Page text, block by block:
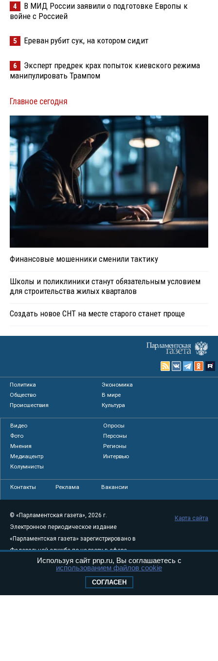
4
В МИД России заявили о подготовке Европы к
войне с Россией
5 Ереван рубит сук, на котором сидит
6
Эксперт предрек крах попыток киевского режима
манипулировать Трампом
Главное сегодня
Финансовые мошенники сменили тактику
Школы и поликлиники станут обязательным условием
для строительства жилых кварталов
Создать новое СНТ на месте старого станет проще
Политика
Экономика
Общество
В мире
Происшествия
Культура
Видео
Опросы
Фото
Персоны
Мнения
Регионы
Медиацентр
Интервью
Колумнисты
Контакты Реклама Вакансии
© «Парламентская газета», 2026 г.
Электронное периодическое издание
«Парламентская газета» зарегистрировано в
Федеральной службе по надзору в сфере
связи, информационных технологий и
массовых коммуникаций (Роскомнадзор) 05
Свидетельство о регистрации Эл № ФС77-
Карта сайта
Используя сайт pnp.ru, Вы соглашаетесь с
использованием файлов cookie
СОГЛАСЕН